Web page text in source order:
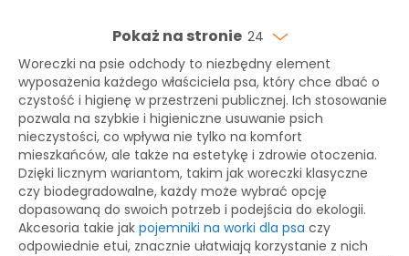
Pokaż na stronie 24
Woreczki na psie odchody to niezbędny element
wyposażenia każdego właściciela psa, który chce dbać o
czystość i higienę w przestrzeni publicznej. Ich stosowanie
pozwala na szybkie i higieniczne usuwanie psich
nieczystości, co wpływa nie tylko na komfort
mieszkańców, ale także na estetykę i zdrowie otoczenia.
Dzięki licznym wariantom, takim jak woreczki klasyczne
czy biodegradowalne, każdy może wybrać opcję
dopasowaną do swoich potrzeb i podejścia do ekologii.
Akcesoria takie jak pojemniki na worki dla psa czy
odpowiednie etui, znacznie ułatwiają korzystanie z nich